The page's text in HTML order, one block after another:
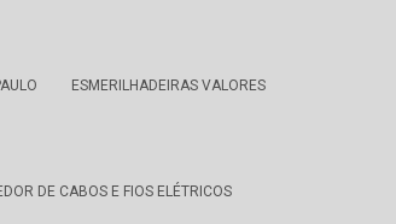
ESMERILHADEIRAS VALORES
DE CABOS E FIOS ELÉTRICOS